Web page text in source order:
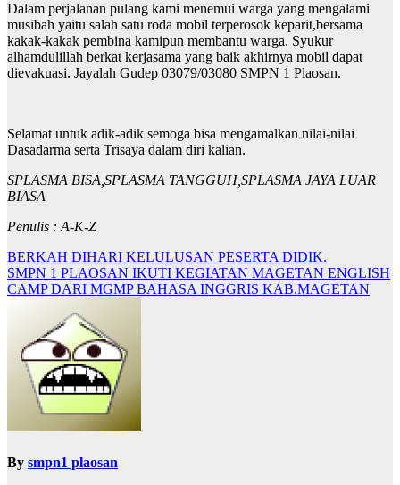
Dalam perjalanan pulang kami menemui warga yang mengalami
musibah yaitu salah satu roda mobil terperosok keparit,bersama
kakak-kakak pembina kamipun membantu warga. Syukur
alhamdulillah berkat kerjasama yang baik akhirnya mobil dapat
dievakuasi. Jayalah Gudep 03079/03080 SMPN 1 Plaosan.
Selamat untuk adik-adik semoga bisa mengamalkan nilai-nilai
Dasadarma serta Trisaya dalam diri kalian.
SPLASMA BISA,SPLASMA TANGGUH,SPLASMA JAYA LUAR
BIASA
Penulis : A-K-Z
Navigasi
pos
BERKAH DIHARI KELULUSAN PESERTA DIDIK.
SMPN 1 PLAOSAN IKUTI KEGIATAN MAGETAN ENGLISH
CAMP DARI MGMP BAHASA INGGRIS KAB.MAGETAN
By smpn1 plaosan